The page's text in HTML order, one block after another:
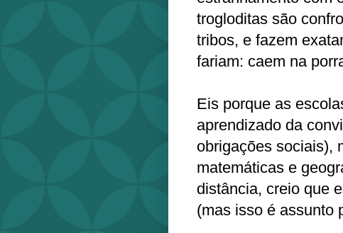
trogloditas são
tribos, e fazem
fariam: caem na
Eis porque as
aprendizado da
obrigações sociais),
matemáticas e
distância, creio que
(mas isso é assunto